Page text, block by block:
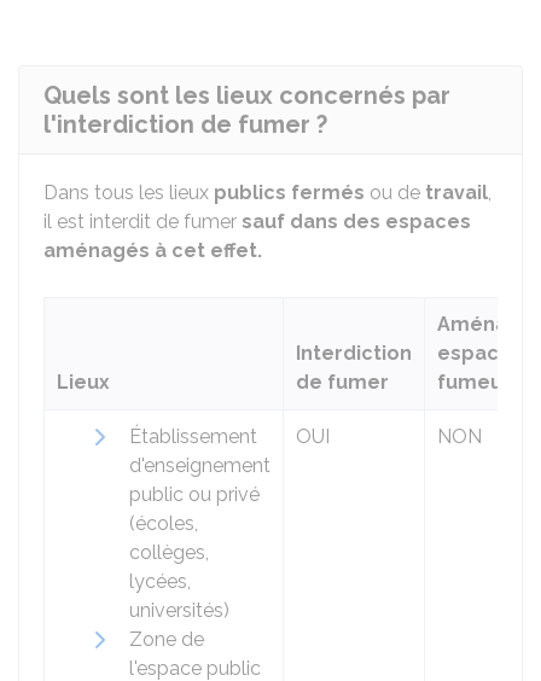
Quels sont les lieux concernés par
l'interdiction de fumer ?
Dans tous les lieux publics fermés ou de travail,
il est interdit de fumer sauf dans des espaces
aménagés à cet effet.
Lieux
Interdiction
de fumer
espace
fumeurs
Établissement
d'enseignement
public ou privé
(écoles,
collèges,
lycées,
universités)
Zone de
l'espace public
OUI NON